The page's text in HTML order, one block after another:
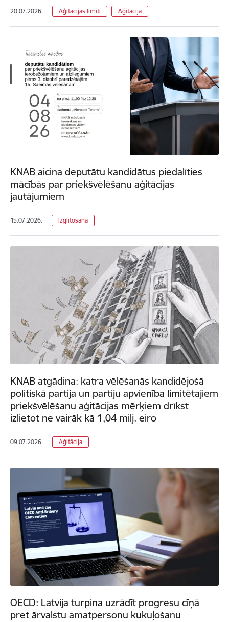
20.07.2026. Aģitācijas limiti Aģitācija
KNAB aicina deputātu kandidātus piedalīties
mācībās par priekšvēlēšanu aģitācijas
jautājumiem
15.07.2026. Izglītošana
KNAB atgādina: katra vēlēšanās kandidējošā
politiskā partija un partiju apvienība limitētajiem
priekšvēlēšanu aģitācijas mērķiem drīkst
izlietot ne vairāk kā 1,04 milj. eiro
09.07.2026. Aģitācija
OECD: Latvija turpina uzrādīt progresu cīņā
pret ārvalstu amatpersonu kukuļošanu